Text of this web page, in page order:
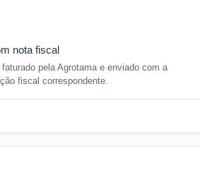
nota fiscal
pela Agrotama e enviado com a
fiscal correspondente.